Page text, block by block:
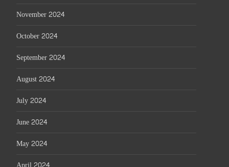
November 2024
October 2024
September 2024
August 2024
July 2024
June 2024
May 2024